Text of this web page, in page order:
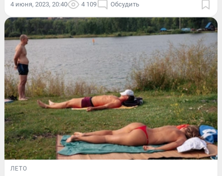
4 июня, 2023, 20:40 4 109 Обсудить
ЛЕТО